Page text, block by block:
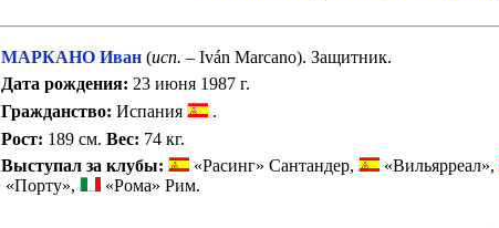
МАРКАНО Иван(исп. – Iván Marcano). Защитник.
Дата рождения: 23 июня 1987 г.
Гражданство: Испания
.
Рост: 189 см. Вес: 74 кг.
Выступал за клубы:
«Расинг» Сантандер, «Вильярреал»,
«Порту»,
«Рома» Рим.